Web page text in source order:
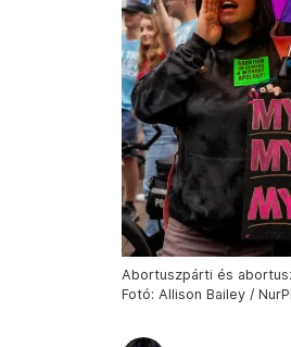
Abortuszpárti és
Fotó: Allison Bailey /